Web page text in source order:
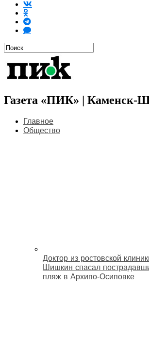
Газета «ПИК» | Каменск-
Главное
Общество
Доктор из ростовской
Шишкин спасал
пляж в Архипо‑Осиповке